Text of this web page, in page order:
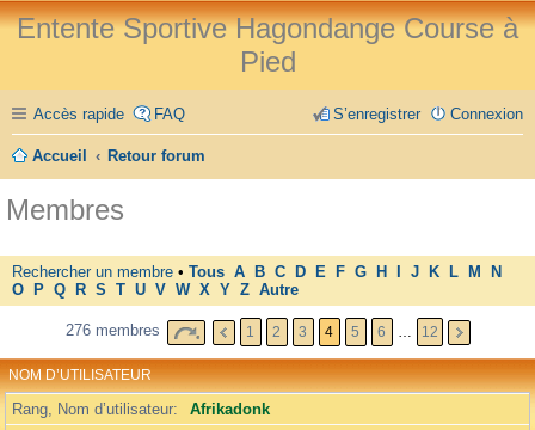
Entente Sportive Hagondange Course à
Pied
Accès rapide FAQ Connexion
S’enregistrer
Accueil Retour forum
Membres
Rechercher un membre • Tous A B C D E F G H J K L M
N
O
P Q R S T U V W X Y Z Autre
276 membres 1 2 3 4 5 6 … 12
NOM D’UTILISATEUR
Rang, Nom d’utilisateur
Afrikadonk